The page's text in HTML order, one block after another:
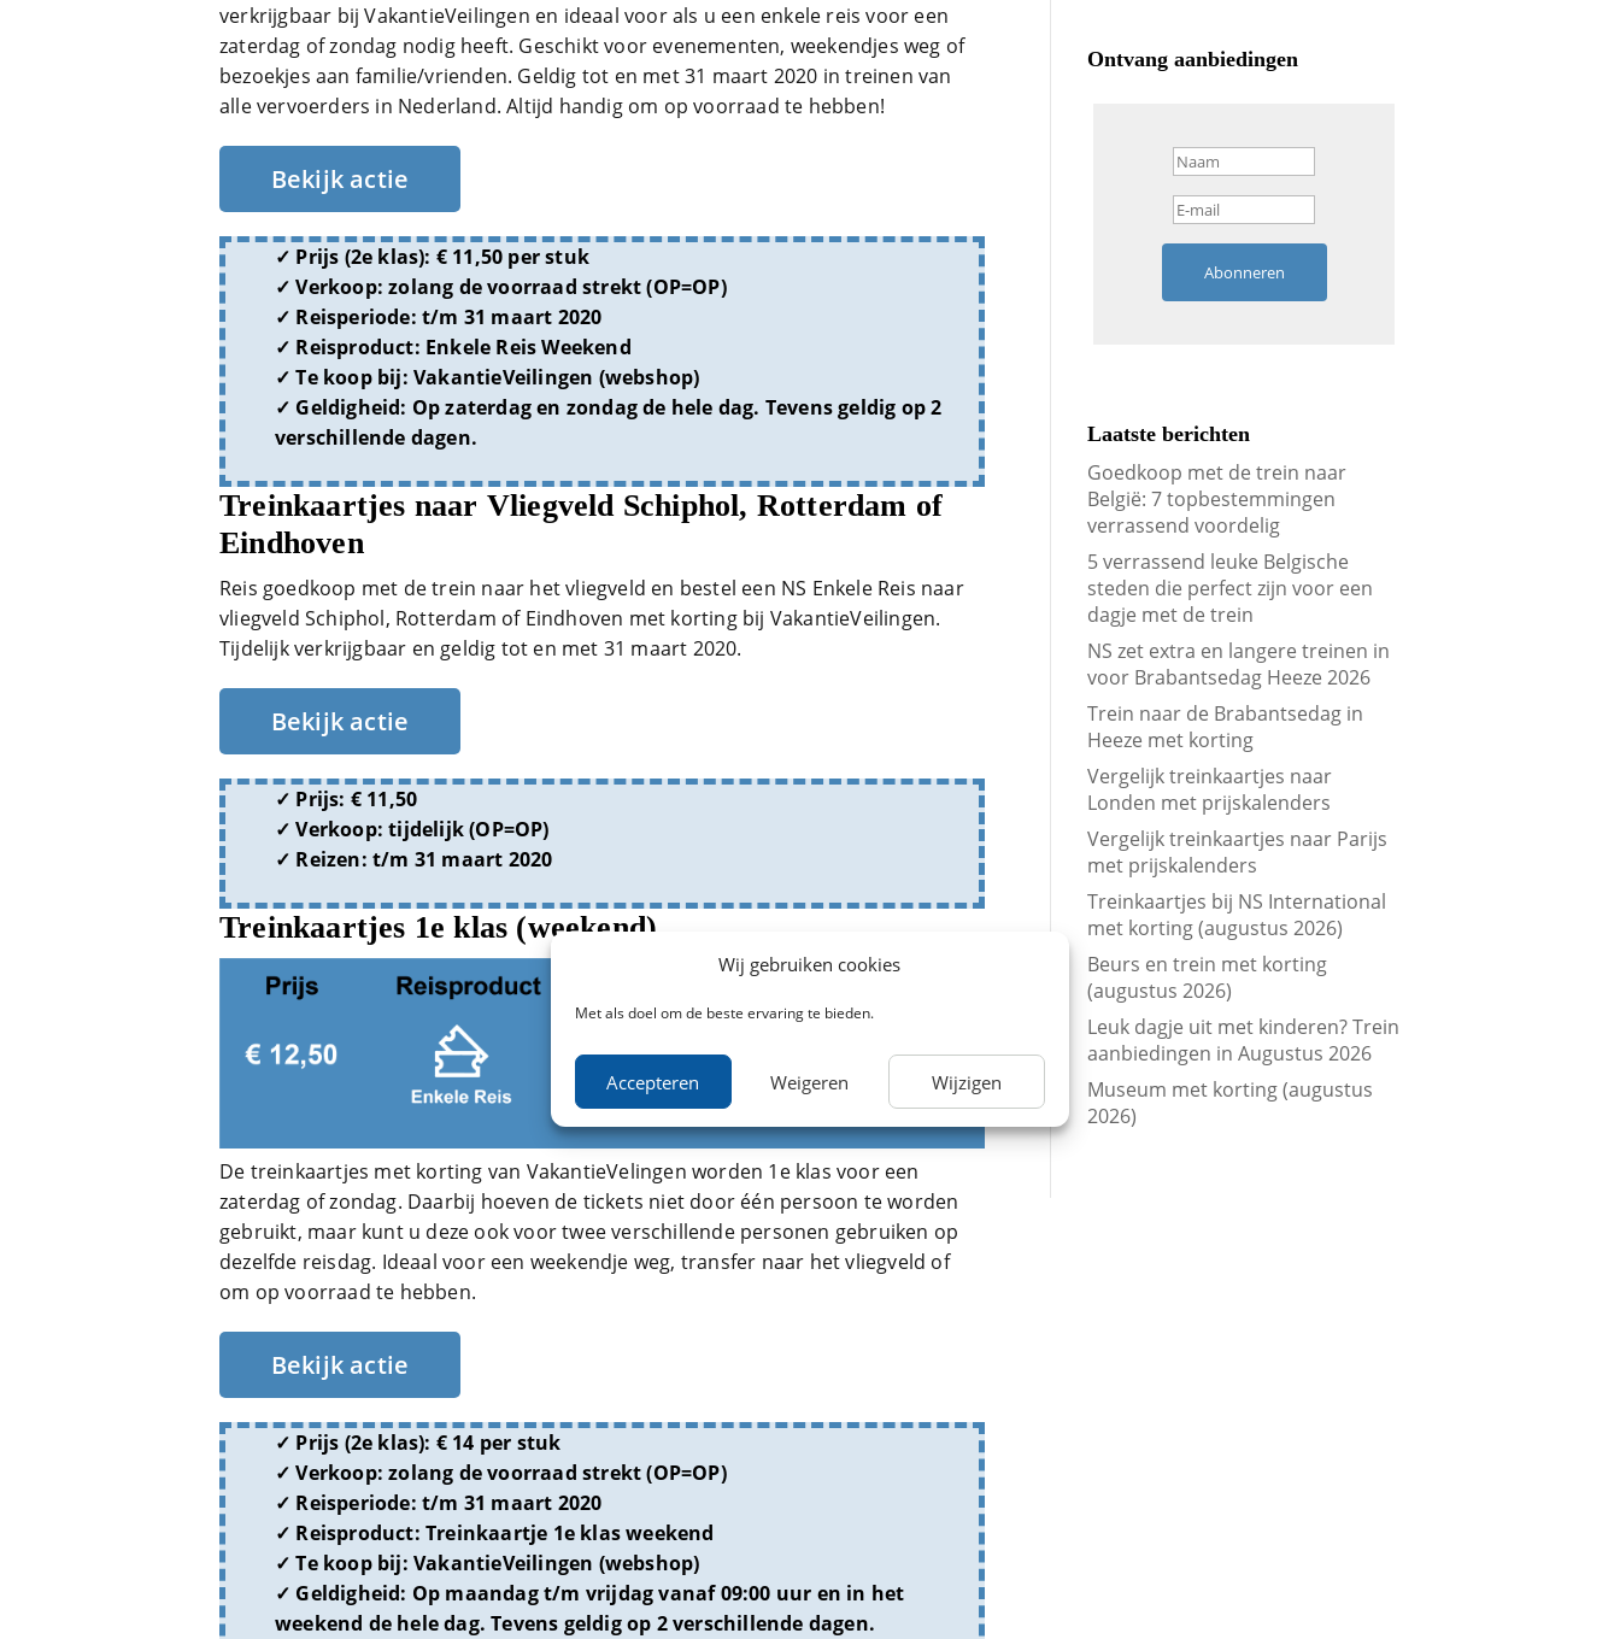
Wij gebruiken cookies
Met als doel om de beste ervaring te bieden.
Accepteren Weigeren Wijzigen
verkrijgbaar bij VakantieVeilingen en ideaal voor als u een enkele reis voor een
zaterdag of zondag nodig heeft. Geschikt voor evenementen, weekendjes weg of
bezoekjes aan familie/vrienden. Geldig tot en met 31 maart 2020 in treinen van
alle vervoerders in Nederland. Altijd handig om op voorraad te hebben!
Bekijk actie
Prijs (2e klas): € 11,50 per stuk
Verkoop: zolang de voorraad strekt (OP=OP)
Reisperiode: t/m 31 maart 2020
Reisproduct: Enkele Reis Weekend
Te koop bij: VakantieVeilingen (webshop)
Geldigheid: Op zaterdag en zondag de hele dag. Tevens geldig op 2
verschillende dagen.
Treinkaartjes naar Vliegveld Schiphol, Rotterdam of
Eindhoven
Reis goedkoop met de trein naar het vliegveld en bestel een NS Enkele Reis naar
vliegveld Schiphol, Rotterdam of Eindhoven met korting bij VakantieVeilingen.
Tijdelijk verkrijgbaar en geldig tot en met 31 maart 2020.
Bekijk actie
Prijs: € 11,50
Verkoop: tijdelijk (OP=OP)
Reizen: t/m 31 maart 2020
Treinkaartjes 1e klas (weekend)
De treinkaartjes met korting van VakantieVelingen worden 1e klas voor een
zaterdag of zondag. Daarbij hoeven de tickets niet door één persoon te worden
gebruikt, maar kunt u deze ook voor twee verschillende personen gebruiken op
dezelfde reisdag. Ideaal voor een weekendje weg, transfer naar het vliegveld of
om op voorraad te hebben.
Bekijk actie
Prijs (2e klas): € 14 per stuk
Verkoop: zolang de voorraad strekt (OP=OP)
Reisperiode: t/m 31 maart 2020
Reisproduct: Treinkaartje 1e klas weekend
Te koop bij: VakantieVeilingen (webshop)
Geldigheid: Op maandag t/m vrijdag vanaf 09:00 uur en in het
weekend de hele dag. Tevens geldig op 2 verschillende dagen.
Ontvang aanbiedingen
Abonneren
Laatste berichten
Goedkoop met de trein naar
België: 7 topbestemmingen
verrassend voordelig
5 verrassend leuke Belgische
steden die perfect zijn voor een
dagje met de trein
NS zet extra en langere treinen in
voor Brabantsedag Heeze 2026
Trein naar de Brabantsedag in
Heeze met korting
Vergelijk treinkaartjes naar
Londen met prijskalenders
Vergelijk treinkaartjes naar Parijs
met prijskalenders
Treinkaartjes bij NS International
met korting (augustus 2026)
Beurs en trein met korting
(augustus 2026)
Leuk dagje uit met kinderen? Trein
aanbiedingen in Augustus 2026
Museum met korting (augustus
2026)